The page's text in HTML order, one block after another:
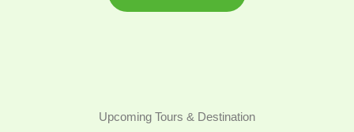
Upcoming Tours & Destination